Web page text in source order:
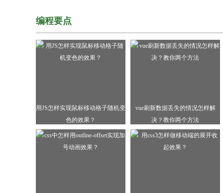
编程要点
用JS怎样实现鼠标移动格子随机变
色的效果？
vue刷新数据丢失的情况怎样解
决？教你两个方法